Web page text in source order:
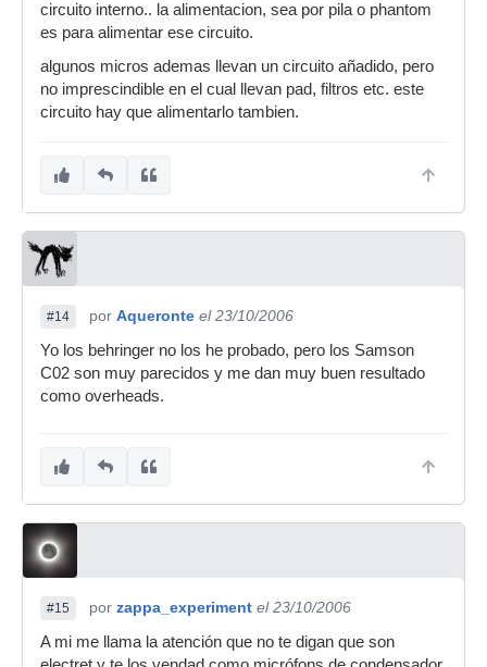
circuito interno.. la alimentacion, sea por pila o phantom
es para alimentar ese circuito.
algunos micros ademas llevan un circuito añadido, pero
no imprescindible en el cual llevan pad, filtros etc. este
circuito hay que alimentarlo tambien.
#14 por Aqueronte el 23/10/2006
Yo los behringer no los he probado, pero los Samson
C02 son muy parecidos y me dan muy buen resultado
como overheads.
#15 por zappa_experiment el 23/10/2006
A mi me llama la atención que no te digan que son